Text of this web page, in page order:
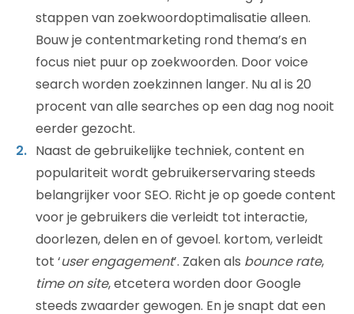
stappen van zoekwoordoptimalisatie alleen.
Bouw je contentmarketing rond thema’s en
focus niet puur op zoekwoorden. Door voice
search worden zoekzinnen langer. Nu al is 20
procent van alle searches op een dag nog nooit
eerder gezocht.
Naast de gebruikelijke techniek, content en
populariteit wordt gebruikerservaring steeds
belangrijker voor SEO. Richt je op goede content
voor je gebruikers die verleidt tot interactie,
doorlezen, delen en of gevoel. kortom, verleidt
tot ‘user engagement’. Zaken als bounce rate,
time on site, etcetera worden door Google
steeds zwaarder gewogen. En je snapt dat een